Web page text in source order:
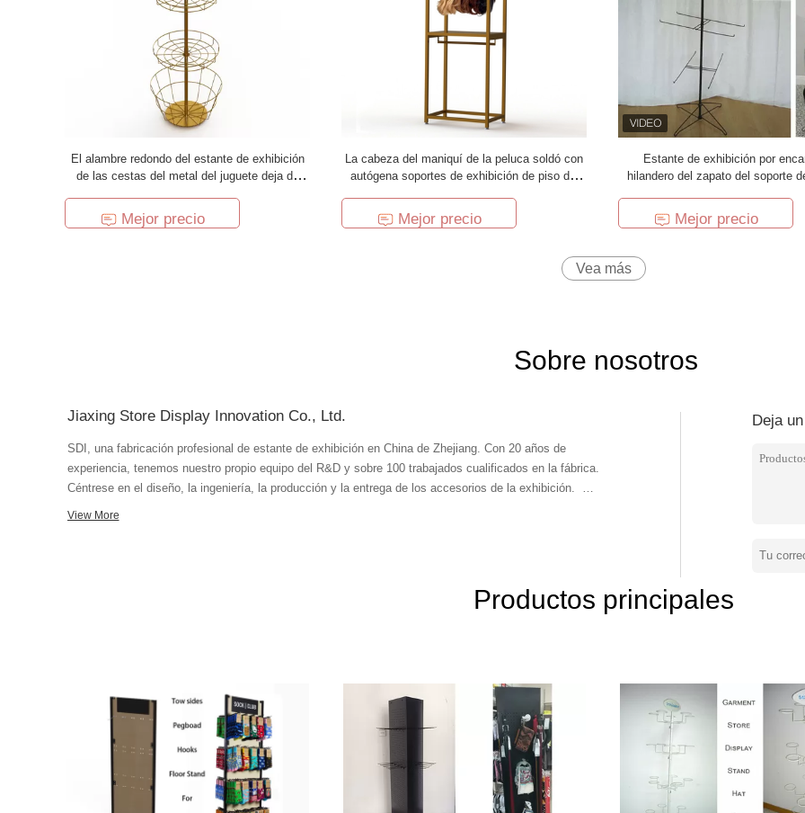
El alambre redondo del estante de exhibición
de las cestas del metal del juguete deja de
hilandero
Mejor precio
La cabeza del maniquí de la peluca soldó con
autógena soportes de exhibición de piso del
Mejor precio
Estante de exhibición por
hilandero del zapato del soporte
Mejor precio
Vea más
Sobre nosotros
Jiaxing Store Display Innovation Co., Ltd.
SDI, una fabricación profesional de estante de exhibición en China de Zhejiang. Con 20 años de
experiencia, tenemos nuestro propio equipo del R&D y sobre 100 trabajados cualificados en la fábrica.
Céntrese en el diseño, la ingeniería, la producción y la entrega de los accesorios de la exhibición.
Tenemos más que 1000 productos son ampliamente utilizados en bibliotecas, escuelas, hospitales,
Podemos diseñar para la mercancía de la marca con usar el material de la diferencia. Somos foco en las
características del estante de exhibición a marchar su demanda real, algo de las características mas
View More
Deja
Productos principales